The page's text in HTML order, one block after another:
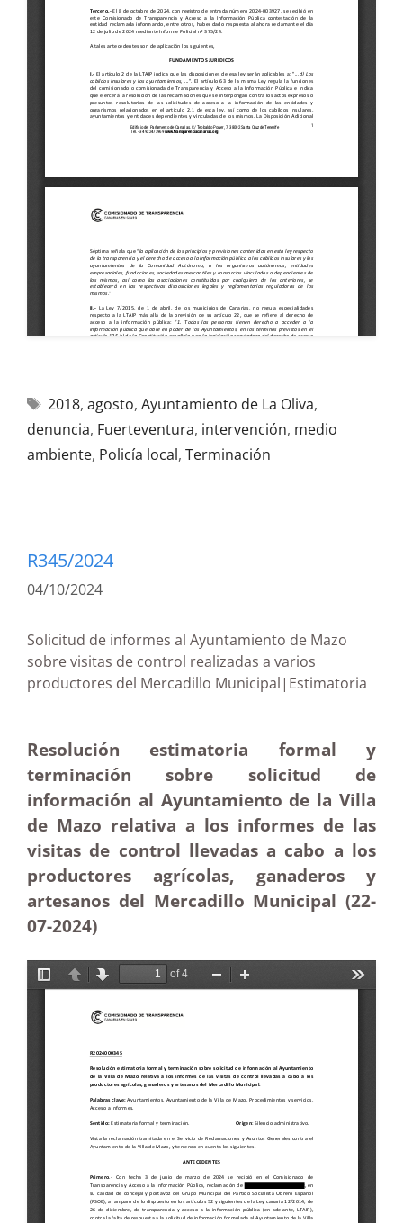
2018, agosto, Ayuntamiento de La Oliva,
denuncia, Fuerteventura, intervención, medio
ambiente, Policía local, Terminación
R345/2024
04/10/2024
Solicitud de informes al Ayuntamiento de Mazo
sobre visitas de control realizadas a varios
productores del Mercadillo Municipal|Estimatoria
Resolución estimatoria formal y
terminación sobre solicitud de
información al Ayuntamiento de la Villa
de Mazo relativa a los informes de las
visitas de control llevadas a cabo a los
productores agrícolas, ganaderos y
artesanos del Mercadillo Municipal (22-
07-2024)